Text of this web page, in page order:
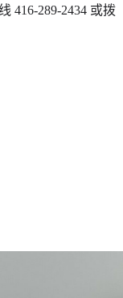
416-289-2434 或拨